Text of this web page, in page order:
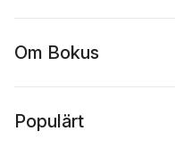
Om Bokus
Populärt